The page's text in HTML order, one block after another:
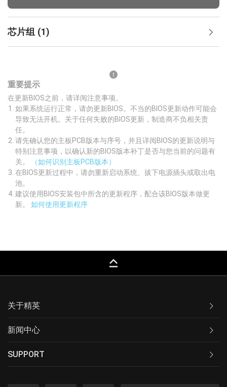
芯片组 (1)
重要提示
在更新BIOS之前，请详阅注意事项。
如果系统运行正常，请勿更新BIOS。不当的BIOS更新动作可能会
导致无法开机。关于任何失败的BIOS更新，制造商不负相关责
任。
请先确认您的主板PCB版本与序号，并且详阅BIOS的更新说明与
特别注意事项，以确认新的BIOS版本补丁是否与您当前的问题有
关。
（如何识别主板PCB版本）
在BIOS更新过程中，请勿重新启动系统、拔下电源插头或取出电
池。
建议使用BIOS安装包中所含的更新程序，配合该BIOS版本做更
新。 如何使用更新程序
keyboard_capslock
关于精英
新闻中心
SUPPORT